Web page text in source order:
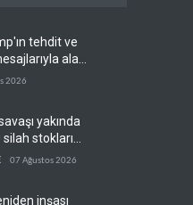
tehdit ve
alay
2026
yakında
stokları
07 Ağustos 2026
inşası